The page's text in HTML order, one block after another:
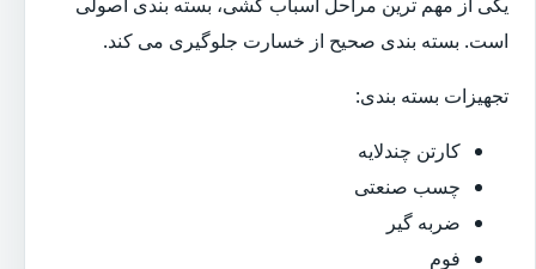
است. بسته بندی صحیح از خسارت جلوگیری می کند.
تجهیزات بسته بندی:
کارتن چندلایه
چسب صنعتی
ضربه گیر
فوم